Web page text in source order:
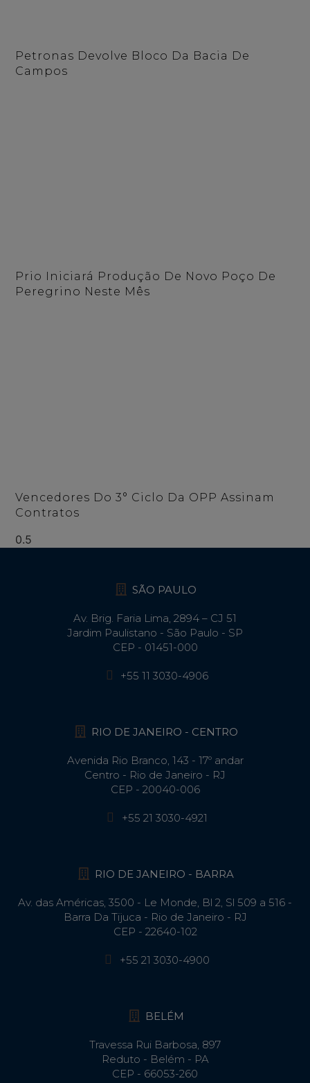
Petronas Devolve Bloco Da Bacia De
Campos
Prio Iniciará Produção De Novo Poço De
Peregrino Neste Mês
Vencedores Do 3° Ciclo Da OPP Assinam
Contratos
SÃO PAULO
Av. Brig. Faria Lima, 2894 – CJ 51
Jardim Paulistano - São Paulo - SP
CEP - 01451-000
+55 11 3030-4906
RIO DE JANEIRO - CENTRO
Avenida Rio Branco, 143 - 17º andar
Centro - Rio de Janeiro - RJ
CEP - 20040-006
+55 21 3030-4921
RIO DE JANEIRO - BARRA
Av. das Américas, 3500 - Le Monde, Bl 2, Sl 509 a 516 -
Barra Da Tijuca - Rio de Janeiro - RJ
CEP - 22640-102​
+55 21 3030-4900
BELÉM
Travessa Rui Barbosa, 897
Reduto - Belém - PA
CEP - 66053-260